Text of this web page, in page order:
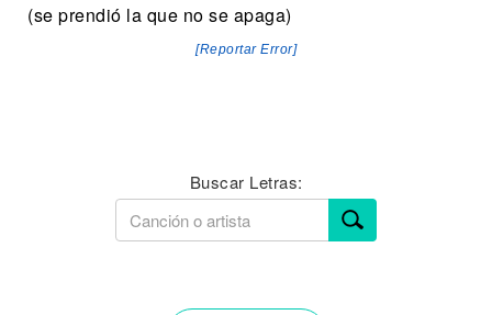
(se prendió la que no se apaga)
[Reportar Error]
Buscar Letras: